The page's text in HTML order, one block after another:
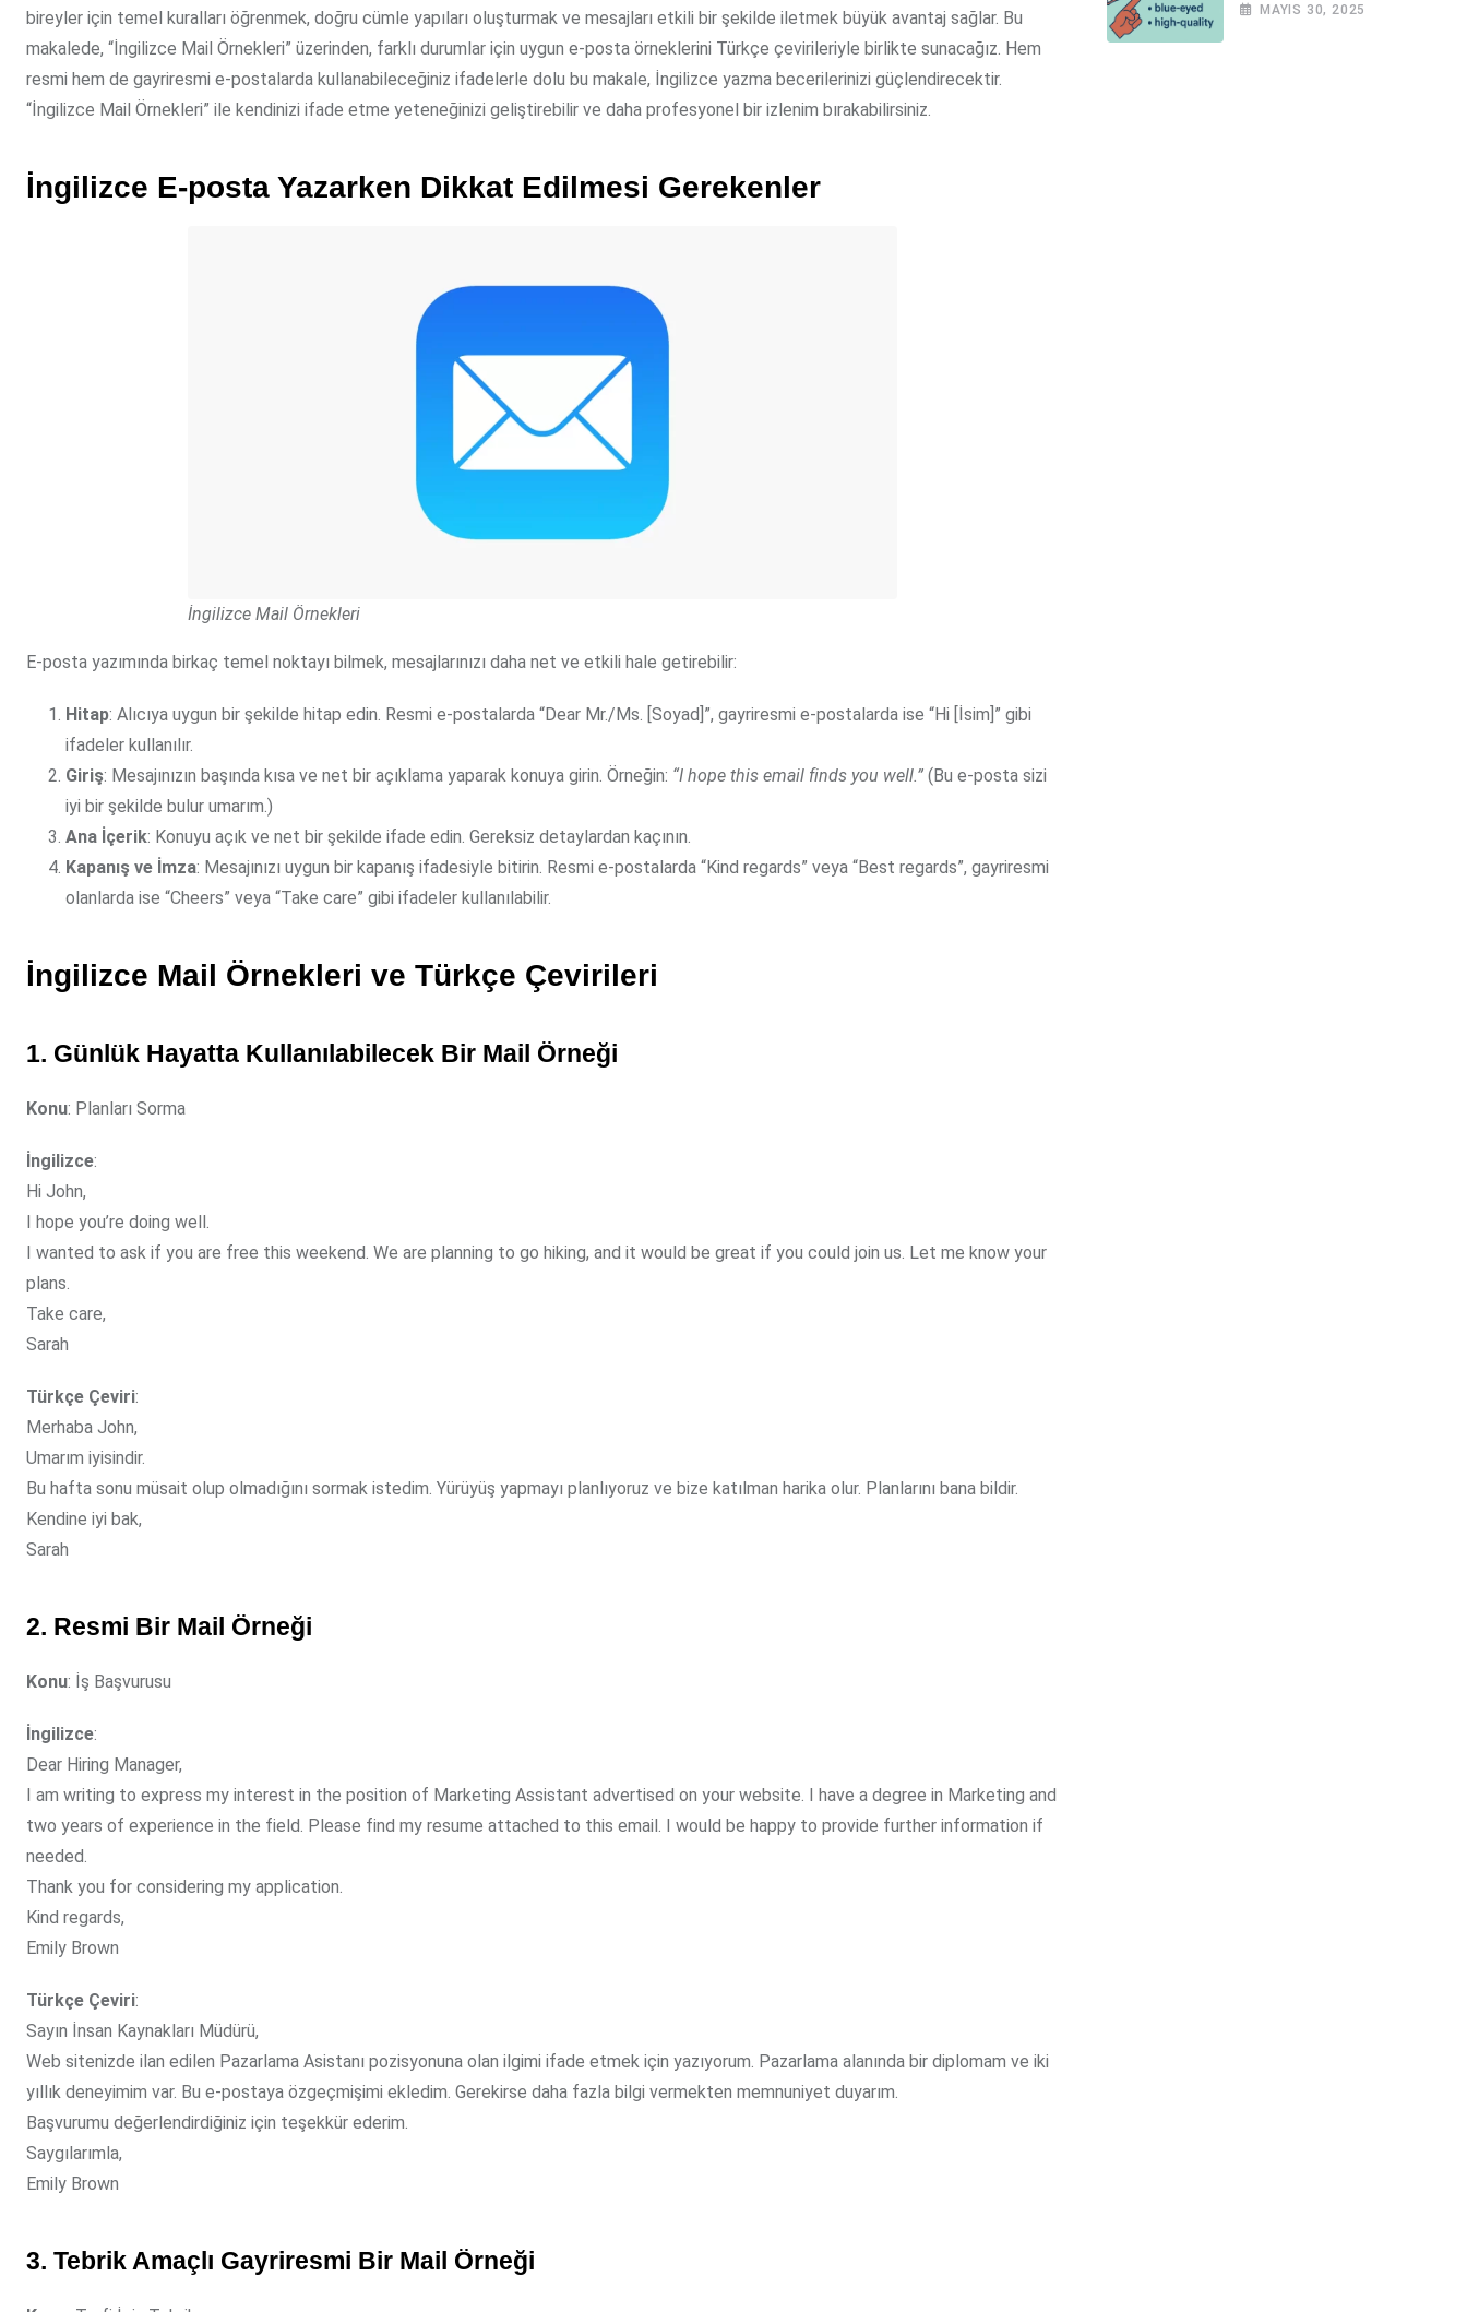
bireyler için temel kuralları öğrenmek, doğru cümle yapıları oluşturmak ve mesajları etkili bir şekilde iletmek büyük avantaj sağlar. Bu
makalede, “İngilizce Mail Örnekleri” üzerinden, farklı durumlar için uygun e-posta örneklerini Türkçe çevirileriyle birlikte sunacağız. Hem
resmi hem de gayriresmi e-postalarda kullanabileceğiniz ifadelerle dolu bu makale, İngilizce yazma becerilerinizi güçlendirecektir.
“İngilizce Mail Örnekleri” ile kendinizi ifade etme yeteneğinizi geliştirebilir ve daha profesyonel bir izlenim bırakabilirsiniz.
İngilizce E-posta Yazarken Dikkat Edilmesi Gerekenler
İngilizce Mail Örnekleri
E-posta yazımında birkaç temel noktayı bilmek, mesajlarınızı daha net ve etkili hale getirebilir:
Hitap: Alıcıya uygun bir şekilde hitap edin. Resmi e-postalarda “Dear Mr./Ms. [Soyad]”, gayriresmi e-postalarda ise “Hi [İsim]” gibi
ifadeler kullanılır.
Giriş: Mesajınızın başında kısa ve net bir açıklama yaparak konuya girin. Örneğin: “I hope this email finds you well.” (Bu e-posta sizi
iyi bir şekilde bulur umarım.)
Ana İçerik: Konuyu açık ve net bir şekilde ifade edin. Gereksiz detaylardan kaçının.
Kapanış ve İmza: Mesajınızı uygun bir kapanış ifadesiyle bitirin. Resmi e-postalarda “Kind regards” veya “Best regards”, gayriresmi
olanlarda ise “Cheers” veya “Take care” gibi ifadeler kullanılabilir.
İngilizce Mail Örnekleri ve Türkçe Çevirileri
1. Günlük Hayatta Kullanılabilecek Bir Mail Örneği
Konu: Planları Sorma
İngilizce:
Hi John,
I hope you’re doing well.
I wanted to ask if you are free this weekend. We are planning to go hiking, and it would be great if you could join us. Let me know your
plans.
Take care,
Sarah
Türkçe Çeviri:
Merhaba John,
Umarım iyisindir.
Bu hafta sonu müsait olup olmadığını sormak istedim. Yürüyüş yapmayı planlıyoruz ve bize katılman harika olur. Planlarını bana bildir.
Kendine iyi bak,
Sarah
2. Resmi Bir Mail Örneği
Konu: İş Başvurusu
İngilizce:
Dear Hiring Manager,
I am writing to express my interest in the position of Marketing Assistant advertised on your website. I have a degree in Marketing and
two years of experience in the field. Please find my resume attached to this email. I would be happy to provide further information if
needed.
Thank you for considering my application.
Kind regards,
Emily Brown
Türkçe Çeviri:
Sayın İnsan Kaynakları Müdürü,
Web sitenizde ilan edilen Pazarlama Asistanı pozisyonuna olan ilgimi ifade etmek için yazıyorum. Pazarlama alanında bir diplomam ve iki
yıllık deneyimim var. Bu e-postaya özgeçmişimi ekledim. Gerekirse daha fazla bilgi vermekten memnuniyet duyarım.
Başvurumu değerlendirdiğiniz için teşekkür ederim.
Saygılarımla,
Emily Brown
3. Tebrik Amaçlı Gayriresmi Bir Mail Örneği
MAYIS 30, 2025